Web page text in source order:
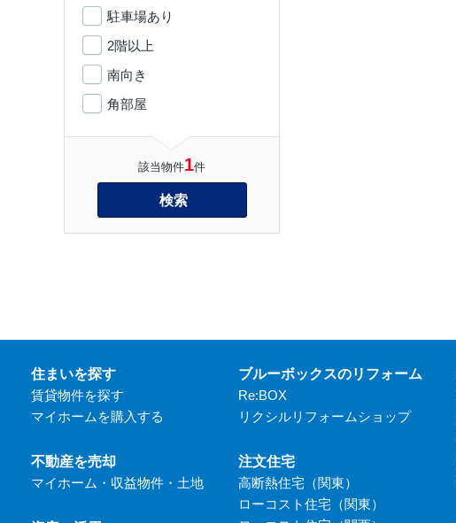
駐車場あり
2階以上
南向き
角部屋
該当物件1件
検索
住まいを探す
賃貸物件を探す
マイホームを購入する
不動産を売却
マイホーム・収益物件・土地
ブルーボックスのリフォーム
Re:BOX
リクシルリフォームショップ
注文住宅
高断熱住宅（関東）
ローコスト住宅（関東）